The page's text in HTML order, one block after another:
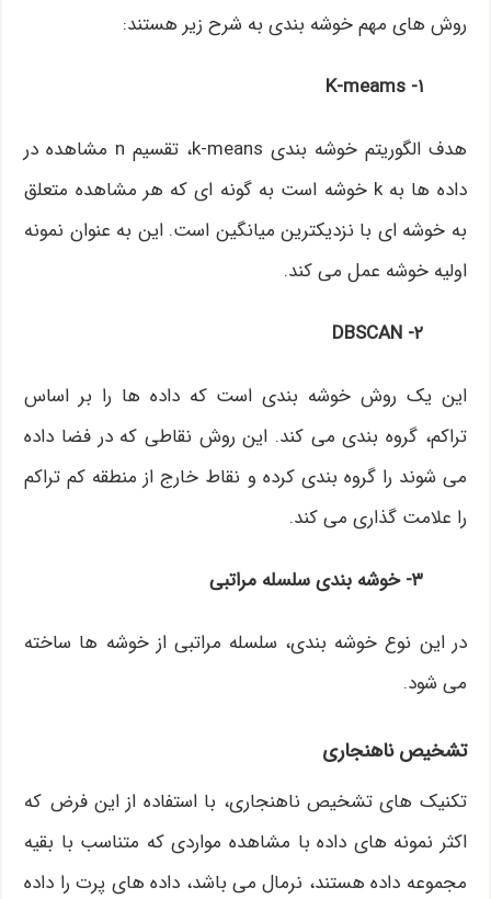
روش های مهم خوشه بندی به شرح زیر هستند:
۱- K-meams
هدف الگوریتم خوشه بندی k-means، تقسیم n مشاهده در
داده ها به k خوشه است به گونه ای که هر مشاهده متعلق
به خوشه ای با نزدیکترین میانگین است. این به عنوان نمونه
اولیه خوشه عمل می کند.
۲- DBSCAN
این یک روش خوشه بندی است که داده ها را بر اساس
تراکم، گروه بندی می کند. این روش نقاطی که در فضا داده
می شوند را گروه بندی کرده و نقاط خارج از منطقه کم تراکم
را علامت گذاری می کند.
۳- خوشه بندی سلسله مراتبی
در این نوع خوشه بندی، سلسله مراتبی از خوشه ها ساخته
می شود.
تشخیص ناهنجاری
تکنیک های تشخیص ناهنجاری، با استفاده از این فرض که
اکثر نمونه های داده با مشاهده مواردی که متناسب با بقیه
مجموعه داده هستند، نرمال می باشد، داده های پرت را داده